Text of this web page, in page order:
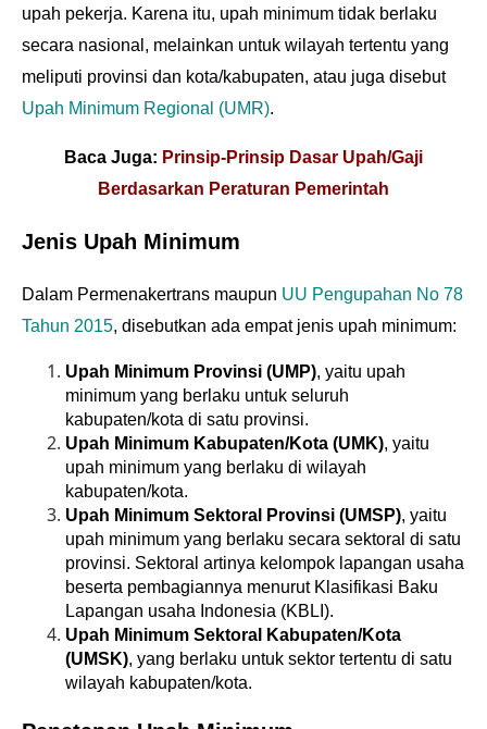
upah pekerja. Karena itu, upah minimum tidak berlaku
secara nasional, melainkan untuk wilayah tertentu yang
meliputi provinsi dan kota/kabupaten, atau juga disebut
Upah Minimum Regional (UMR).
Baca Juga: Prinsip-Prinsip Dasar Upah/Gaji
Berdasarkan Peraturan Pemerintah
Jenis Upah Minimum
Dalam Permenakertrans maupun UU Pengupahan No 78
Tahun 2015, disebutkan ada empat jenis upah minimum:
Upah Minimum Provinsi (UMP), yaitu upah
minimum yang berlaku untuk seluruh
kabupaten/kota di satu provinsi.
Upah Minimum Kabupaten/Kota (UMK), yaitu
upah minimum yang berlaku di wilayah
kabupaten/kota.
Upah Minimum Sektoral Provinsi (UMSP), yaitu
upah minimum yang berlaku secara sektoral di satu
provinsi. Sektoral artinya kelompok lapangan usaha
beserta pembagiannya menurut Klasifikasi Baku
Lapangan usaha Indonesia (KBLI).
Upah Minimum Sektoral Kabupaten/Kota
(UMSK), yang berlaku untuk sektor tertentu di satu
wilayah kabupaten/kota.